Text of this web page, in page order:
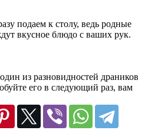
подаем к столу, ведь родные
вкусное блюдо с ваших рук.
из разновидностей драников
его в следующий раз, вам